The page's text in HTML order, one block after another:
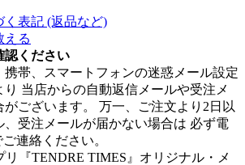
表記 (返品など)
える
認ください
携帯、スマートフォンの迷惑メール設定
当店からの自動返信メールや受注メ
ございます。 万一、ご注文より2日以
、受注メールが届かない場合は 必ず電
連絡ください。
『TENDRE TIMES』オリジナル・メ